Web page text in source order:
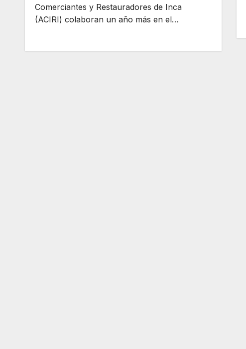
Comerciantes y Restauradores de Inca
(ACIRI) colaboran un año más en el…